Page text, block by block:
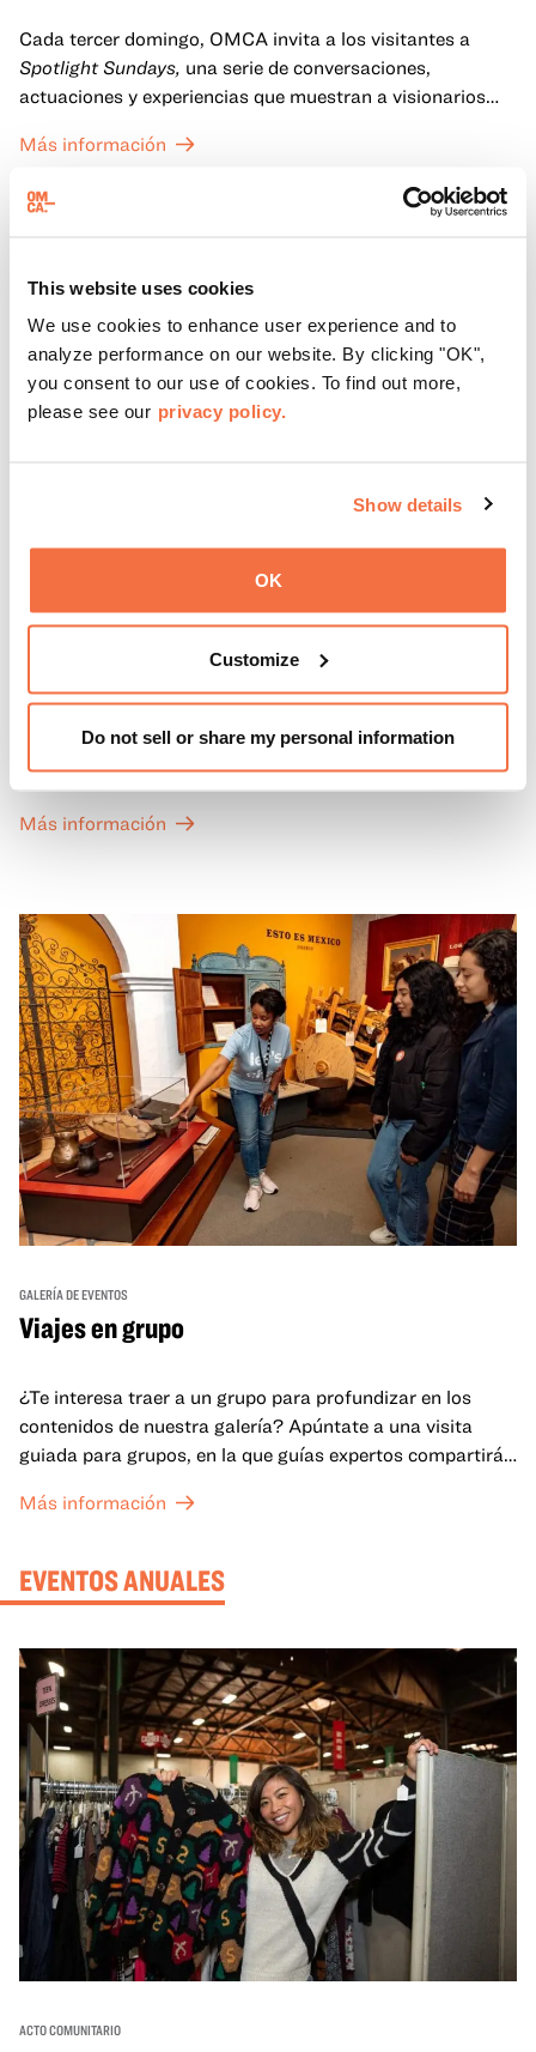
This website uses cookies
We use cookies to enhance user experience and to
analyze performance on our website. By clicking "OK",
you consent to our use of cookies. To find out more,
please see our privacy policy.
Show details
OK
Customize
Do not sell or share my personal information
Cada tercer domingo, OMCA invita a los visitantes a
Spotlight Sundays, una serie de conversaciones,
actuaciones y experiencias que muestran a visionarios
Más información
PRIMEROS DOMINGOS
Primeros domingos
a las Galerías de Arte, Historia y Ciencias Naturales de
California del OMCA es gratuita y las entradas para las
a un precio reducido de 6 $.
Más información
GALERÍA DE EVENTOS
Viajes en grupo
¿Te interesa traer a un grupo para profundizar en los
contenidos de nuestra galería? Apúntate a una visita
guiada para grupos, en la que guías expertos compartirán
mejor lo que se expone en las galerías del OMCA.
Más información
EVENTOS ANUALES
ACTO COMUNITARIO